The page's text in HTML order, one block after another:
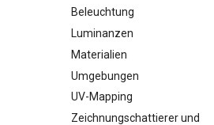
Beleuchtung
Luminanzen
Materialien
Umgebungen
UV-Mapping
Zeichnungschattierer und